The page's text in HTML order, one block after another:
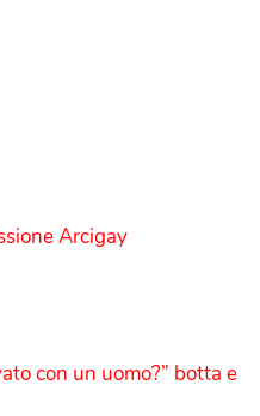
Arcigay
con un uomo?” botta e